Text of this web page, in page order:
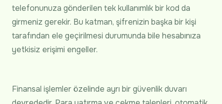
telefonunuza gönderilen tek kullanımlık bir kod da
girmeniz gerekir. Bu katman, şifrenizin başka bir kişi
tarafından ele geçirilmesi durumunda bile hesabınıza
yetkisiz erişimi engeller.
Finansal işlemler özelinde ayrı bir güvenlik duvarı